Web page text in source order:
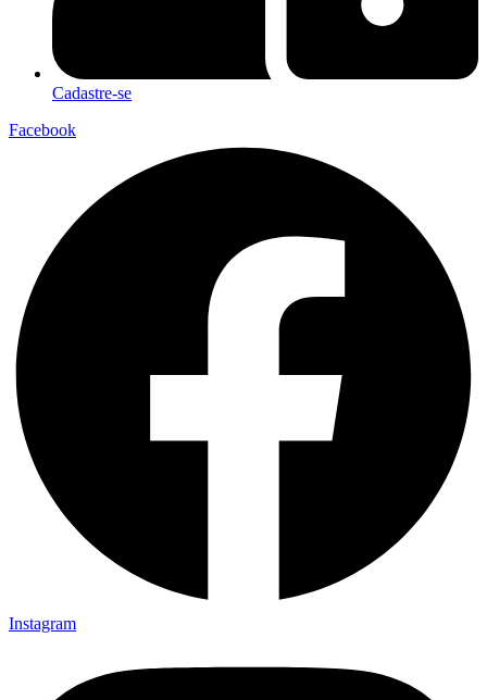
Cadastre-se
Facebook
Instagram